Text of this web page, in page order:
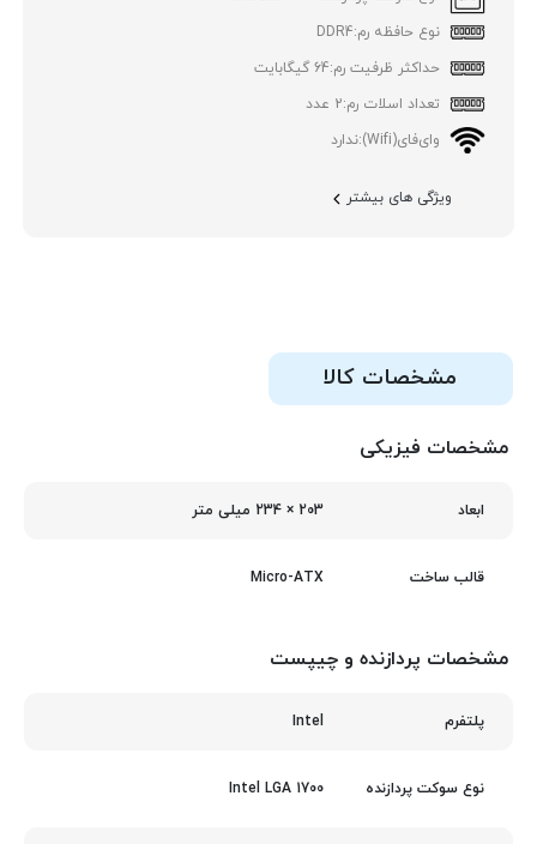
نوع حافظه رم:DDR4
حداکثر ظرفیت رم:64 گیگابایت
تعداد اسلات رم:2 عدد
وای‌فای(Wifi):
ندارد
ویژگی های بیشتر
مشخصات کالا
مشخصات فیزیکی
ابعاد 203 × 234 میلی‌ متر
قالب ساخت Micro-ATX
مشخصات پردازنده و چیپست
پلتفرم Intel
نوع سوکت پردازنده Intel LGA 1700